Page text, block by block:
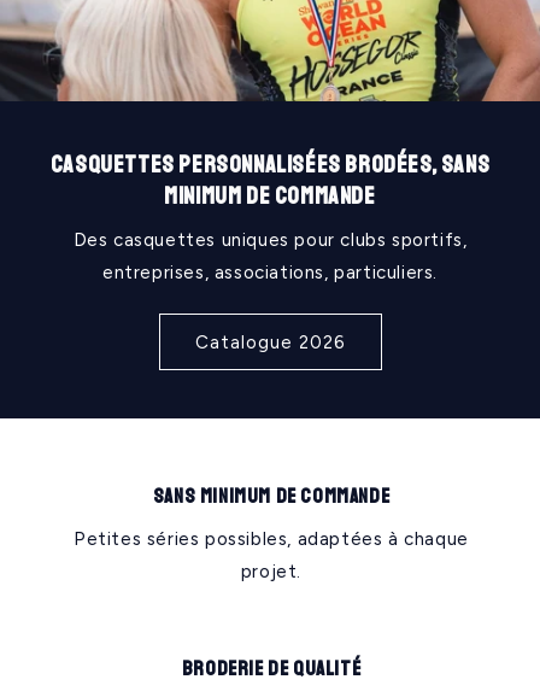
Casquettes personnalisées brodées, sans
minimum de commande
Des casquettes uniques pour clubs sportifs,
entreprises, associations, particuliers.
Catalogue 2026
Sans minimum de commande
Petites séries possibles, adaptées à chaque
projet.
Broderie de qualité